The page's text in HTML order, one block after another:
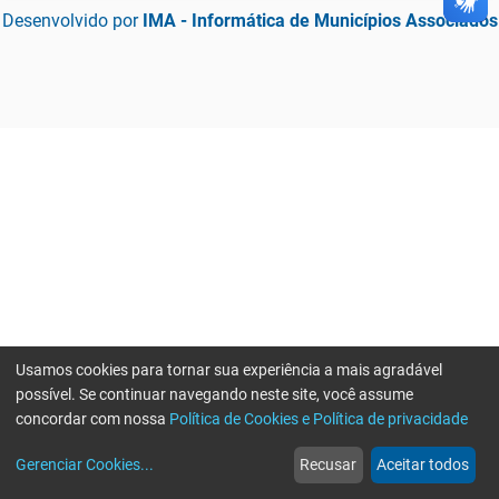
Desenvolvido por IMA - Informática de Municípios Associados
web
Notícias
more_horiz
Mais
Usamos cookies para tornar sua experiência a mais agradável
possível. Se continuar navegando neste site, você assume
concordar com nossa Política de Cookies e Política de privacidade
Gerenciar Cookies... Recusar Aceitar todos